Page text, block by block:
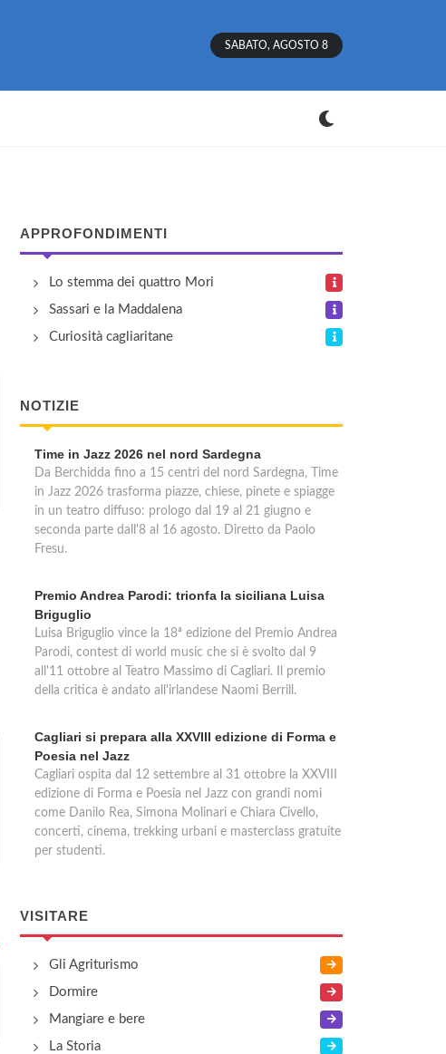
SABATO, AGOSTO 8
APPROFONDIMENTI
Lo stemma dei quattro Mori
Sassari e la Maddalena
Curiosità cagliaritane
NOTIZIE
Time in Jazz 2026 nel nord Sardegna
Da Berchidda fino a 15 centri del nord Sardegna, Time
in Jazz 2026 trasforma piazze, chiese, pinete e spiagge
in un teatro diffuso: prologo dal 19 al 21 giugno e
seconda parte dall'8 al 16 agosto. Diretto da Paolo
Fresu.
Premio Andrea Parodi: trionfa la siciliana Luisa
Briguglio
Luisa Briguglio vince la 18ª edizione del Premio Andrea
Parodi, contest di world music che si è svolto dal 9
all'11 ottobre al Teatro Massimo di Cagliari. Il premio
della critica è andato all'irlandese Naomi Berrill.
Cagliari si prepara alla XXVIII edizione di Forma e
Poesia nel Jazz
Cagliari ospita dal 12 settembre al 31 ottobre la XXVIII
edizione di Forma e Poesia nel Jazz con grandi nomi
come Danilo Rea, Simona Molinari e Chiara Civello,
concerti, cinema, trekking urbani e masterclass gratuite
per studenti.
VISITARE
Gli Agriturismo
Dormire
Mangiare e bere
La Storia